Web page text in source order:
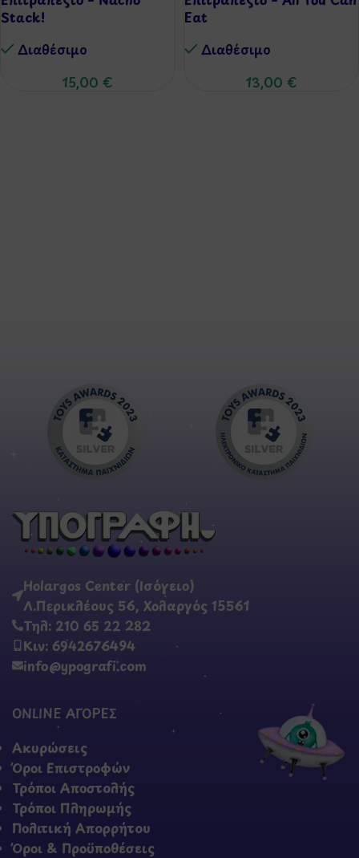
Stack!
Διαθέσιμo
15,00 €
Eat
Διαθέσιμo
13,00 €
Holargos Center (Ισόγειο)
Λ.Περικλέους 56, Χολαργός 15561
Τηλ: 210 65 22 282
Κιν: 6942676494
info@ypografi.com
ONLINE ΑΓΟΡΕΣ
Ακυρώσεις
Όροι Επιστροφών
Τρόποι Αποστολής
Τρόποι Πληρωμής
Πολιτική Απορρήτου
Όροι & Προϋποθέσεις